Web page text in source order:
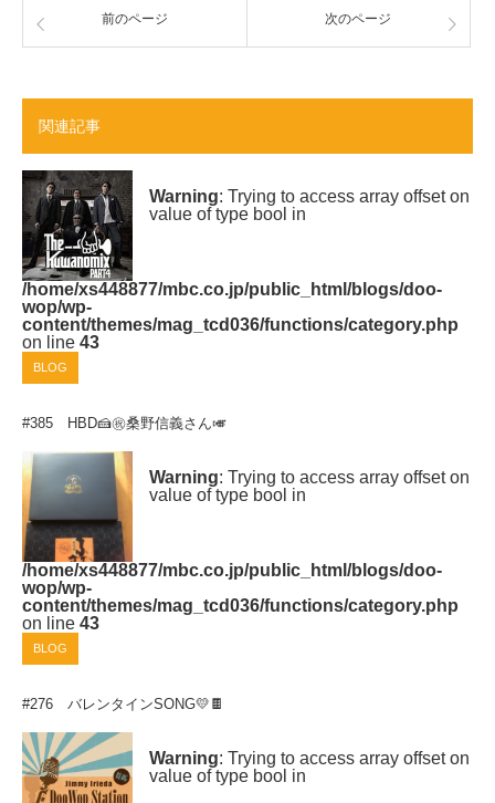
前のページ 次のページ
関連記事
Warning: Trying to access array offset on
value of type bool in
/home/xs448877/mbc.co.jp/public_html/blogs/doo-
wop/wp-
content/themes/mag_tcd036/functions/category.php
on line 43
BLOG
#385 HBD🍰㊗桑野信義さん🎺
Warning: Trying to access array offset on
value of type bool in
/home/xs448877/mbc.co.jp/public_html/blogs/doo-
wop/wp-
content/themes/mag_tcd036/functions/category.php
on line 43
BLOG
#276 バレンタインSONG💛🍫
Warning: Trying to access array offset on
value of type bool in